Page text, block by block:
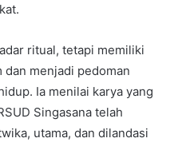
ritual, tetapi memiliki
menjadi pedoman
Ia menilai karya yang
Singasana telah
utama, dan dilandasi